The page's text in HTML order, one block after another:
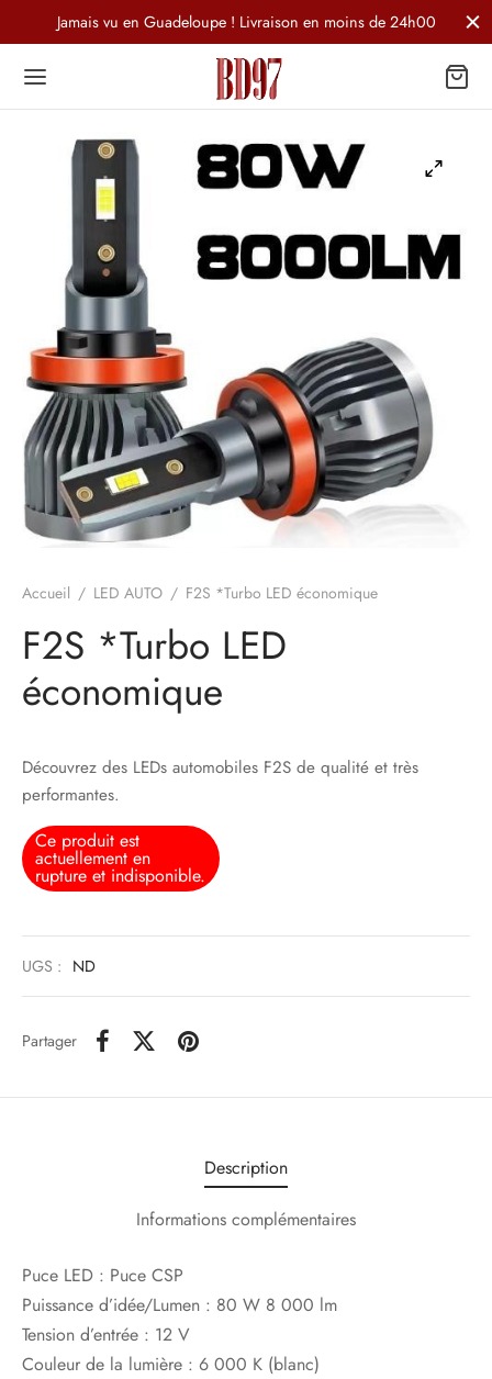
Jamais vu en Guadeloupe ! Livraison en moins de 24h00
Accueil / LED AUTO / F2S *Turbo LED économique
F2S *Turbo LED
économique
Découvrez des LEDs automobiles F2S de qualité et très
performantes.
Ce produit est
actuellement en
rupture et indisponible.
UGS : ND
Partager
Description
Informations complémentaires
Puce LED : Puce CSP
Puissance d’idée/Lumen : 80 W 8 000 lm
Tension d’entrée : 12 V
Couleur de la lumière : 6 000 K (blanc)